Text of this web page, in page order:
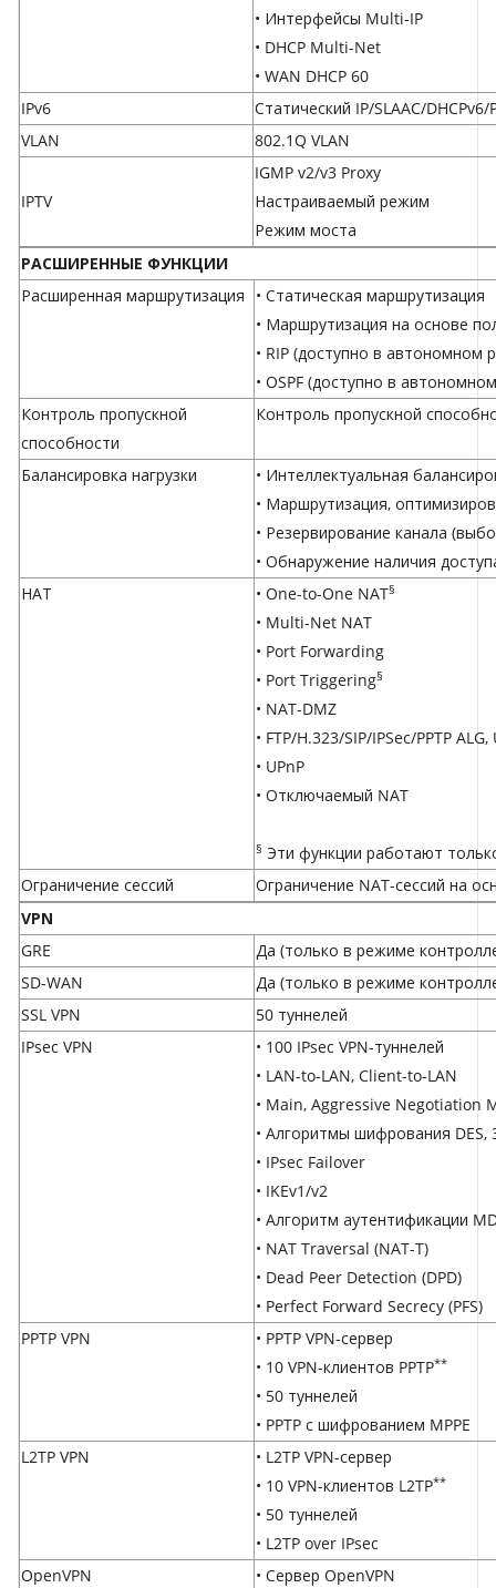
• Интерфейсы Multi-IP
• DHCP Multi-Net
• WAN DHCP 60
IPv6
Статический IP/SLAAC/
VLAN
802.1Q VLAN
IPTV
IGMP v2/v3 Proxy
Настраиваемый режим
Режим моста
РАСШИРЕННЫЕ ФУНКЦИИ
Расширенная маршрутизация
• Статическая маршрутизация
• Маршрутизация на основе
• RIP (доступно в автономном
• OSPF (доступно в
Контроль пропускной
способности
Контроль пропускной
Балансировка нагрузки
• Интеллектуальная
• Маршрутизация,
• Резервирование канала
• Обнаружение наличия
НАТ
• One-to-One NAT§
• Multi-Net NAT
• Port Forwarding
• Port Triggering§
• NAT-DMZ
• FTP/H.323/SIP/IPSec/PPTP ALG,
• UPnP
• Отключаемый NAT
§ Эти функции работают
Ограничение сессий
Ограничение NAT-сессий на
VPN
GRE
Да (только в режиме
SD-WAN
Да (только в режиме
SSL VPN
50 туннелей
IPsec VPN
• 100 IPsec VPN-туннелей
• LAN-to-LAN, Client-to-LAN
• Main, Aggressive Negotiation
• Алгоритмы шифрования DES,
• IPsec Failover
• IKEv1/v2
• Алгоритм аутентификации
• NAT Traversal (NAT-T)
• Dead Peer Detection (DPD)
• Perfect Forward Secrecy (PFS)
PPTP VPN
• PPTP VPN-сервер
• 10 VPN-клиентов PPTP**
• 50 туннелей
• PPTP с шифрованием MPPE
L2TP VPN
• L2TP VPN-сервер
• 10 VPN-клиентов L2TP**
• 50 туннелей
• L2TP over IPsec
OpenVPN
• Сервер OpenVPN